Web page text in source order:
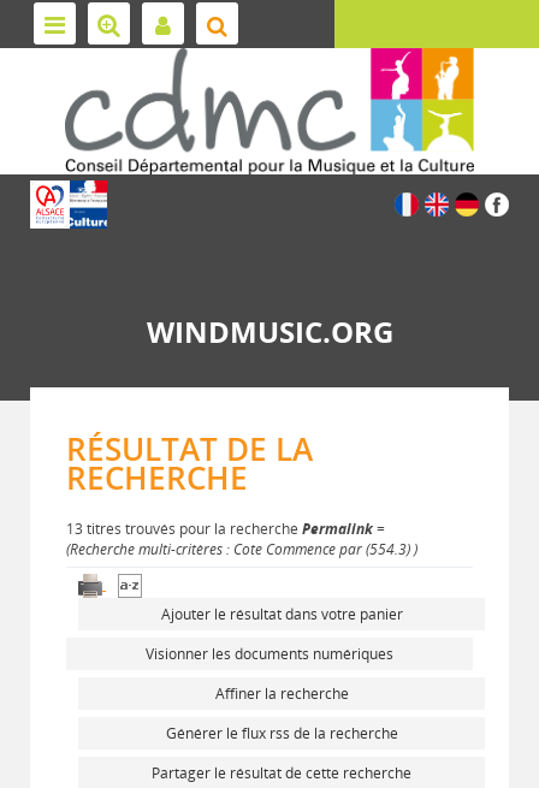
WINDMUSIC.ORG
RÉSULTAT DE LA
RECHERCHE
13 titres trouvés pour la recherche Permalink=
(Recherche multi-critères : Cote Commence par (554.3) )
Ajouter le résultat dans votre panier
Visionner les documents numériques
Affiner la recherche
Générer le flux rss de la recherche
Partager le résultat de cette recherche